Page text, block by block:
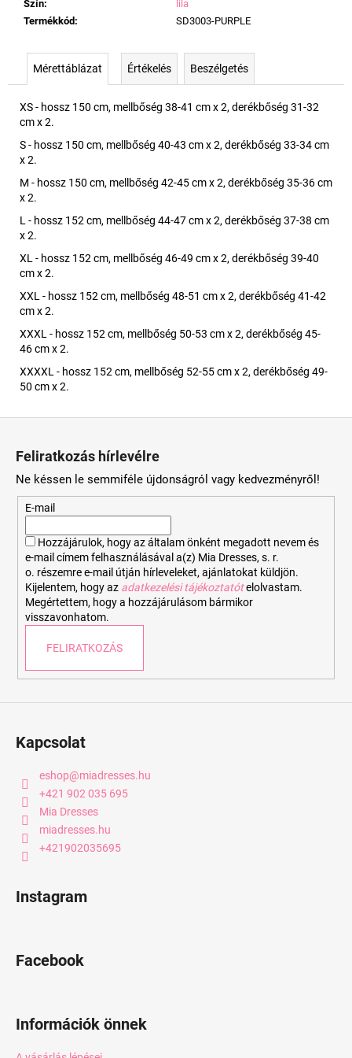
Szín:
lila
Termékkód : SD3003-PURPLE
Mérettáblázat Értékelés Beszélgetés
XS - hossz 150 cm, mellbőség 38-41 cm x 2, derékbőség 31-32
cm x 2.
S - hossz 150 cm, mellbőség 40-43 cm x 2, derékbőség 33-34 cm
x 2.
M - hossz 150 cm, mellbőség 42-45 cm x 2, derékbőség 35-36 cm
x 2.
L - hossz 152 cm, mellbőség 44-47 cm x 2, derékbőség 37-38 cm
x 2.
XL - hossz 152 cm, mellbőség 46-49 cm x 2, derékbőség 39-40
cm x 2.
XXL - hossz 152 cm, mellbőség 48-51 cm x 2, derékbőség 41-42
cm x 2.
XXXL - hossz 152 cm, mellbőség 50-53 cm x 2, derékbőség 45-
46 cm x 2.
XXXXL - hossz 152 cm, mellbőség 52-55 cm x 2, derékbőség 49-
50 cm x 2.
Feliratkozás hírlevélre
Ne késsen le semmiféle újdonságról vagy kedvezményről!
E-mail
Hozzájárulok, hogy az általam önként megadott nevem és
e-mail címem felhasználásával a(z) Mia Dresses, s. r.
o. részemre e-mail útján hírleveleket, ajánlatokat küldjön.
Kijelentem, hogy az adatkezelési tájékoztatót elolvastam.
Megértettem, hogy a hozzájárulásom bármikor
visszavonhatom.
FELIRATKOZÁS
Kapcsolat
eshop@miadresses.hu
+421 902 035 695
Mia Dresses
miadresses.hu
+421902035695
Instagram
Facebook
Információk önnek